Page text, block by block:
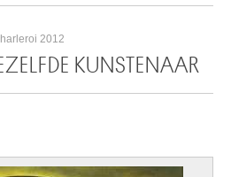
2012
KUNSTENAAR